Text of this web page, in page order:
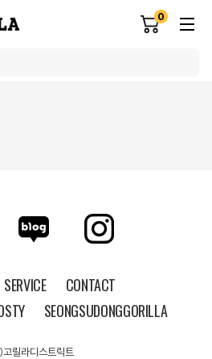
0
SERVICE
CONTACT
SEONGSUDONGGORILLA
릴라디스트릭트